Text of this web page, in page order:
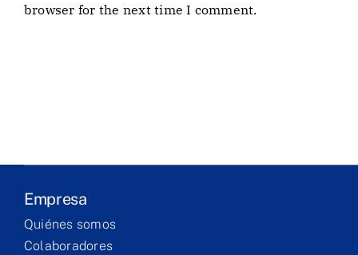
browser for the next time I comment.
Empresa
Quiénes somos
Colaboradores